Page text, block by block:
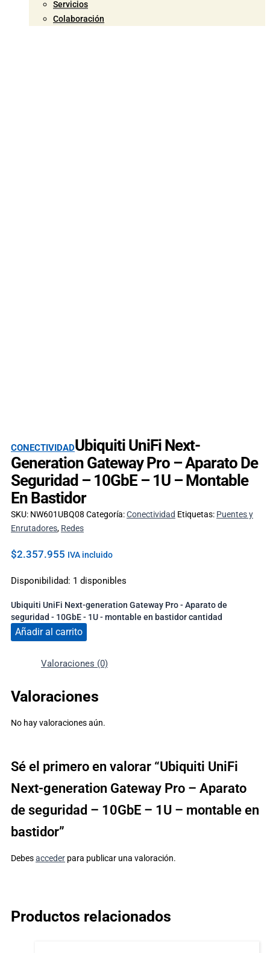
Servicios
Colaboración
CONECTIVIDADUbiquiti UniFi Next-
Generation Gateway Pro – Aparato De
Seguridad – 10GbE – 1U – Montable
En Bastidor
SKU: NW601UBQ08 Categoría:Conectividad Etiquetas: Puentes y
Enrutadores, Redes
$2.357.955 IVA incluido
Disponibilidad: 1 disponibles
Ubiquiti UniFi Next-generation Gateway Pro - Aparato de
seguridad - 10GbE - 1U - montable en bastidor cantidad
Añadir al carrito
Valoraciones (0)
Valoraciones
No hay valoraciones aún.
Sé el primero en valorar “Ubiquiti UniFi
Next-generation Gateway Pro – Aparato
de seguridad – 10GbE – 1U – montable en
bastidor”
Debesacceder para publicar una valoración.
Productos relacionados